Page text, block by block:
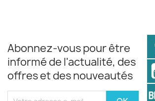
Abonnez-vous pour être
informé de l'actualité, des
offres et des nouveautés